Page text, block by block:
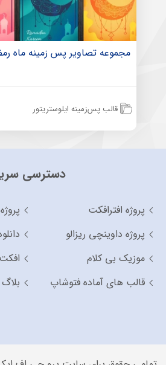
مجموعه تصاویر پس زمینه ماه
قالب پس‌زمینه ایلوستریتور
دسترسی
پروژه افترافکت
پروژه داوینچی ریزالو
موزیک بی کلام
قالب های آماده فتوشاپ
بلاگ